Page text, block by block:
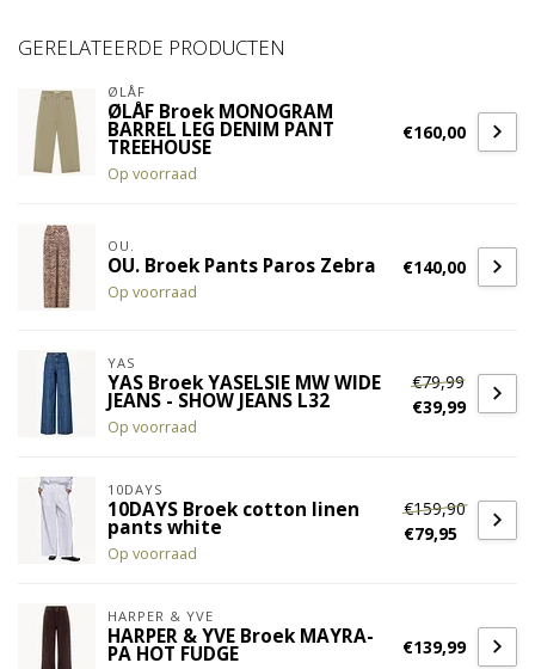
GERELATEERDE PRODUCTEN
ØLÅF
ØLÅF Broek MONOGRAM
BARREL LEG DENIM PANT
TREEHOUSE
Op voorraad
€160,00
OU.
OU. Broek Pants Paros Zebra
Op voorraad
€140,00
YAS
YAS Broek YASELSIE MW WIDE
JEANS - SHOW JEANS L32
Op voorraad
€79,99
€39,99
10DAYS
10DAYS Broek cotton linen
pants white
Op voorraad
€159,90
€79,95
HARPER & YVE
HARPER & YVE Broek MAYRA-
PA HOT FUDGE €139,99